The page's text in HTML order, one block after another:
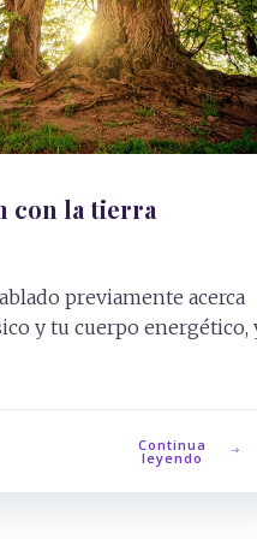
con la tierra
previamente acerca
y tu cuerpo energético,
Continua
leyendo